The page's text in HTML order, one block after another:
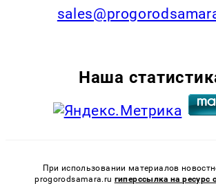
Наша
При использовании материалов
progorodsamara.ru гиперссылка на ресурс